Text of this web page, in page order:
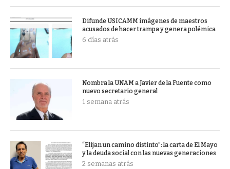
Difunde USICAMM imágenes de maestros
acusados de hacer trampa y genera polémica
6 días atrás
Nombra la UNAM a Javier de la Fuente como
nuevo secretario general
1 semana atrás
“Elijan un camino distinto”: la carta de El Mayo
y la deuda social con las nuevas generaciones
2 semanas atrás